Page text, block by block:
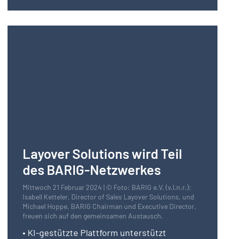
Layover Solutions wird Teil
des BARIG-Netzwerkes
Mittwoch 21 Februar 2024 | © Foto: BARIG e.V. (v.l.n.r.):
Isabell Ketteler, Director of Sales Layover Solutions, und
Michael Hoppe, BARIG Chairman und Executive Director,
freuen sich auf den gemeinsamen Austausch.
• KI-gestützte Plattform unterstützt